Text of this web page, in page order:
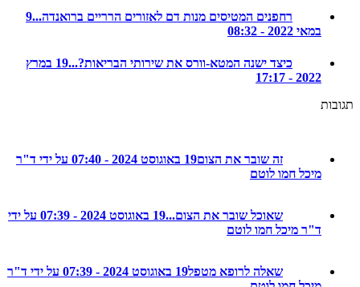
רחפנים המטיסים מנות דם לאזורים הרריים ברואנדה...9
כיצד ישנה המטא-וורס את שירותי הבריאות?...
19 במרץ
זה שובר את הצום
19 באוגוסט 2024 - 07:40 על ידי ד"ר
מיכל חמו לוטם
שאוכל שובר את הצום...
19 באוגוסט 2024 - 07:39 על ידי
ד"ר מיכל חמו לוטם
שאלה לרופא מטפל
19 באוגוסט 2024 - 07:39 על ידי ד"ר